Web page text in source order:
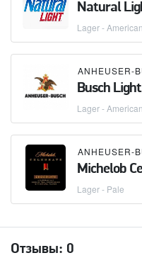
Natural
Lager -
ANHEUSER-
Busch
Lager -
ANHEUSER-
Michelob
Lager - Pale
Отзывы: 0